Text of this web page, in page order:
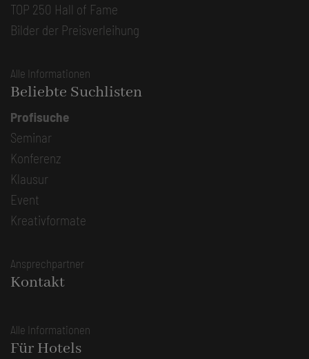
TOP 250 Hall of Fame
Bilder der Preisverleihung
Alle Informationen
Beliebte Suchlisten
Profisuche
Seminar
Konferenz
Klausur
Event
Kreativformate
Ansprechpartner
Kontakt
Alle Informationen
Für Hotels